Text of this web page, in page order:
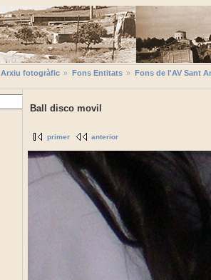
Arxiu fotogràfic Fons Entitats
Fons de l'AV Sant
Ball disco movil
primer anterior